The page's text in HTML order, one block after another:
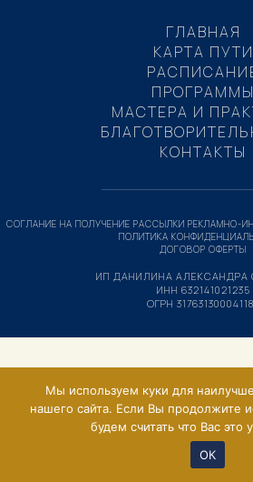
ГЛАВНАЯ
КАРТА ПУТИ
ПРОГРАММЫ
МАСТЕРА И
КОНТАКТЫ
ИП ДАНИЛИНА АЛЕКСАНДРА
ИНН 632141021235
ОГРН
СОГЛАНИЕ НА ПОЛУЧЕНИЕ РАССЫЛКИ РЕКЛАМНО-
ПОЛИТИКА
ДОГОВОР ОФЕРТЫ
Мы используем куки для
нашего сайта. Если Вы продолжите
будем считать что Вас это
ОК